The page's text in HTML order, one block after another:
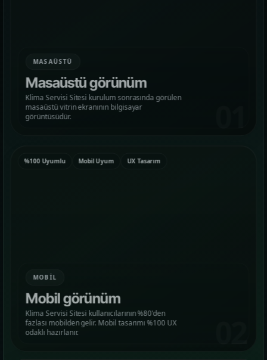
01 Hakkımızda
Yapının arkasındaki yaklaşımı ve çalışma dilini
görün.
Web, yazılım, mobil ve pazarlama hizmetlerini
Mobil Uygulama Kodlama
MOBIL ÜRÜN
MASAÜSTÜ
Masaüstü görünüm
Klima Servisi Sitesi kurulum sonrasında görülen
masaüstü vitrin ekranının bilgisayar
görüntüsüdür.
MOBIL
Mobil görünüm
Klima Servisi Sitesi kullanıcılarının %80'den
fazlası mobilden gelir. Mobil tasarımı %100 UX
odaklı hazırlanır.
%100 Uyumlu Mobil Uyum UX Tasarım